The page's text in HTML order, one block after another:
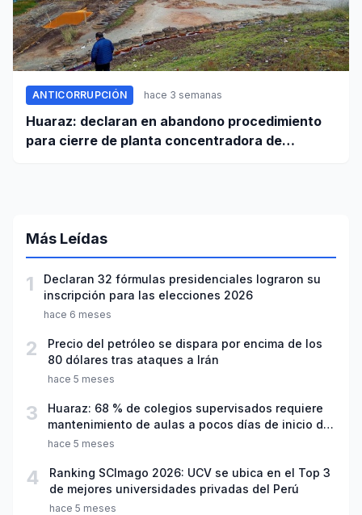
ANTICORRUPCIÓN hace 3 semanas
Huaraz: declaran en abandono procedimiento
para cierre de planta concentradora de
Más Leídas
1
Declaran 32 fórmulas presidenciales lograron su
inscripción para las elecciones 2026
hace 6 meses
2
Precio del petróleo se dispara por encima de los
80 dólares tras ataques a Irán
hace 5 meses
3
Huaraz: 68 % de colegios supervisados requiere
mantenimiento de aulas a pocos días de inicio del
año escolar 2026
hace 5 meses
4
Ranking SCImago 2026: UCV se ubica en el Top 3
de mejores universidades privadas del Perú
hace 5 meses